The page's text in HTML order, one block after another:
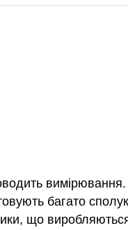
багато
що